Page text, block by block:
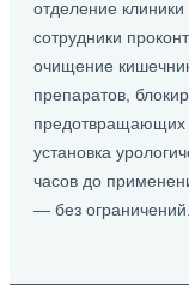
отделение
сотрудники
очищение
препаратов,
предотвращающих
установка
часов до
— без ограничений.